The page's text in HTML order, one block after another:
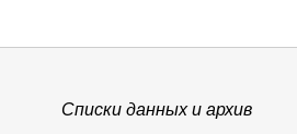
Списки данных и архив